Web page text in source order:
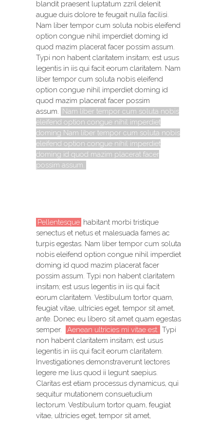
blandit praesent luptatum zzril delenit
augue duis dolore te feugait nulla facilisi.
Nam liber tempor cum soluta nobis eleifend
option congue nihil imperdiet doming id
quod mazim placerat facer possim assum.
Typi non habent claritatem insitam; est usus
legentis in iis qui facit eorum claritatem. Nam
liber tempor cum soluta nobis eleifend
option congue nihil imperdiet doming id
quod mazim placerat facer possim
assum. Nam liber tempor cum soluta nobis
eleifend option congue nihil imperdiet
doming Nam liber tempor cum soluta nobis
eleifend option congue nihil imperdiet
doming id quod mazim placerat facer
possim assum.
Pellentesque habitant morbi tristique
senectus et netus et malesuada fames ac
turpis egestas. Nam liber tempor cum soluta
nobis eleifend option congue nihil imperdiet
doming id quod mazim placerat facer
possim assum. Typi non habent claritatem
insitam; est usus legentis in iis qui facit
eorum claritatem. Vestibulum tortor quam,
feugiat vitae, ultricies eget, tempor sit amet,
ante. Donec eu libero sit amet quam egestas
semper.
Aenean ultricies mi vitae est. Typi
non habent claritatem insitam; est usus
legentis in iis qui facit eorum claritatem.
Investigationes demonstraverunt lectores
legere me lius quod ii legunt saepius.
Claritas est etiam processus dynamicus, qui
sequitur mutationem consuetudium
lectorum. Vestibulum tortor quam, feugiat
vitae, ultricies eget, tempor sit amet,